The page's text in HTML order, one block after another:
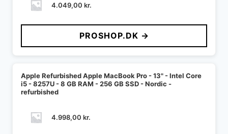
4.049,00 kr.
PROSHOP.DK →
Apple Refurbished Apple MacBook Pro - 13" - Intel Core
i5 - 8257U - 8 GB RAM - 256 GB SSD - Nordic -
refurbished
4.998,00 kr.